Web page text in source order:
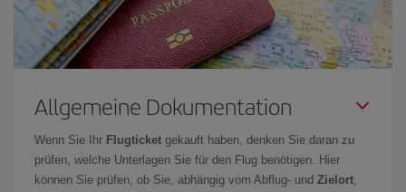
Allgemeine Dokumentation
Wenn Sie Ihr Flugticket gekauft haben, denken Sie daran zu
prüfen, welche Unterlagen Sie für den Flug benötigen. Hier
können Sie prüfen, ob Sie, abhängig vom Abflug- und Zielort,